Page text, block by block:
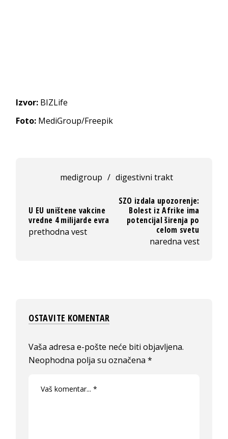
Izvor: BIZLife
Foto: MediGroup/Freepik
medigroup / digestivni trakt
U EU uništene vakcine
vredne 4 milijarde evra
prethodna vest
SZO izdala upozorenje:
Bolest iz Afrike ima
potencijal širenja po
celom svetu
naredna vest
OSTAVITE KOMENTAR
Vaša adresa e-pošte neće biti objavljena.
Neophodna polja su označena*